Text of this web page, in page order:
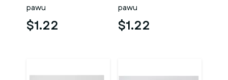
pawu
$1.22
pawu
$1.22